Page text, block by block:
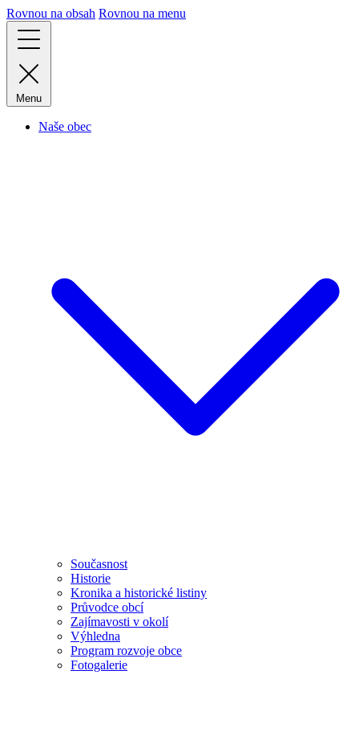
Rovnou na obsah Rovnou na menu
Menu
Naše obec
Současnost
Historie
Kronika a historické listiny
Průvodce obcí
Zajímavosti v okolí
Výhledna
Program rozvoje obce
Fotogalerie